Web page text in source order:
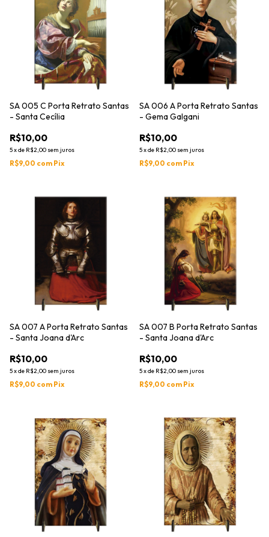
SA 005 C Porta Retrato Santas
- Santa Cecília
R$10,00
5xde R$2,00 sem juros
R$9,00 com Pix
SA 006 A Porta Retrato Santas
- Gema Galgani
R$10,00
5xde R$2,00 sem juros
R$9,00 com Pix
SA 007 A Porta Retrato Santas
- Santa Joana d'Arc
R$10,00
5xde R$2,00 sem juros
R$9,00 com Pix
SA 007 B Porta Retrato Santas
- Santa Joana d'Arc
R$10,00
5xde R$2,00 sem juros
R$9,00 com Pix